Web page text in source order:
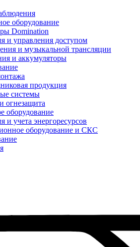
оборудование
Domination
и управления доступом
и музыкальной трансляции
и аккумуляторы
продукция
системы
огнезащита
оборудование
и учета энергоресурсов
оборудование и СКС